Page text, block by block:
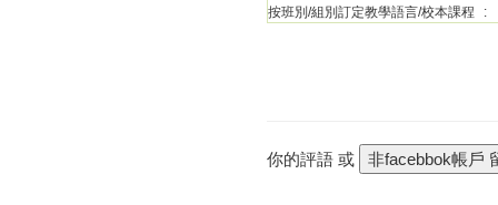
按班別/組別訂定教學語言/校本課程 :
你的評語 或